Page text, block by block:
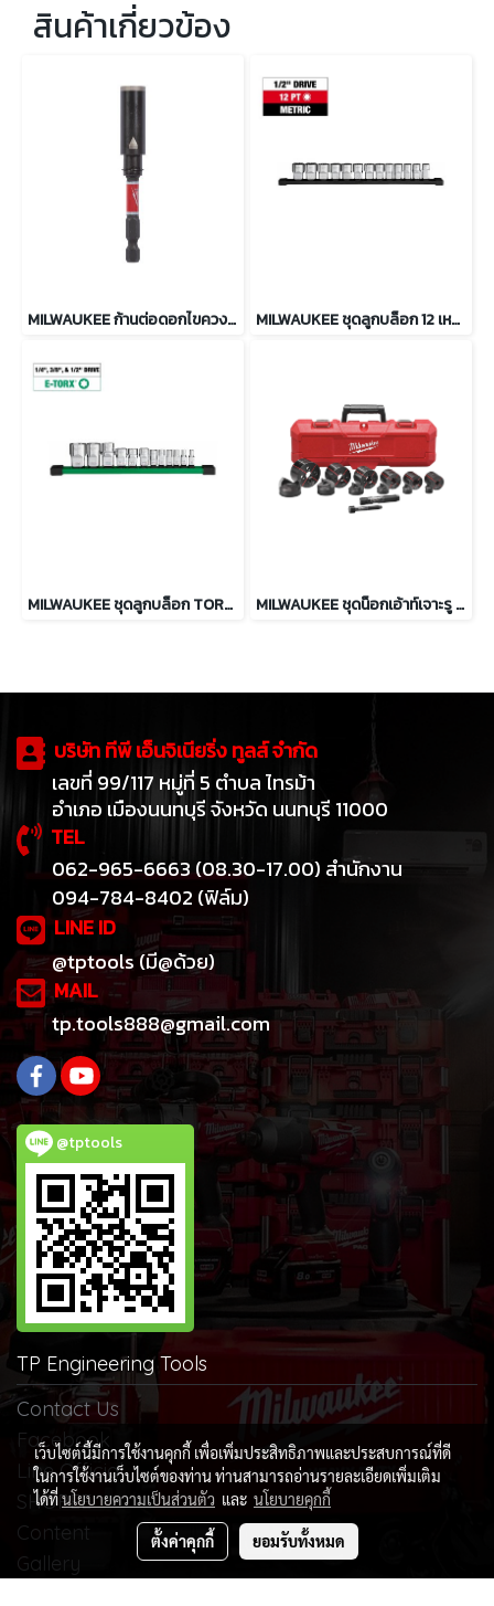
สินค้าเกี่ยวข้อง
MILWAUKEE ก้านต่อดอกไขควงแม่เหล็ก SHOCKWAVE 75 มม. รุ่น 4932500396 MILWAUKEE ชุดลูกบล็อก 12 เหลี่ยม 13 ชิ้น แกน 1/2" ระบบมิล รุ่น 48-22-9522
MILWAUKEE ชุดลูกบล็อก TORX แกน 1/4", 3/8" และ 1/2" รุ่น 48-22-9570 MILWAUKEE ชุดน็อกเอ้าท์เจาะรู 1/2 - 2 นิ้ว รุ่น 49-16-2693
บริษัท ทีพี เอ็นจิเนียริ่ง ทูลส์ จำกัด
เลขที่ 99/117 หมู่ที่ 5 ตำบล ไทรม้า
อำเภอ เมืองนนทบุรี จังหวัด นนทบุรี 11000
TEL
062-965-6663 (08.30-17.00) สำนักงาน
094-784-8402 (ฟิล์ม)
LINE ID
@tptools (มี@ด้วย)
MAIL
tp.tools888@gmail.com
@tptools
TP Engineering Tools
Contact Us
Facebook
Line Official
SHOPEE
Content
Gallery
เว็บไซต์นี้มีการใช้งานคุกกี้ เพื่อเพิ่มประสิทธิภาพและประสบการณ์ที่ดี
ในการใช้งานเว็บไซต์ของท่าน ท่านสามารถอ่านรายละเอียดเพิ่มเติม
ได้ที่นโยบายความเป็นส่วนตัว และ นโยบายคุกกี้
ตั้งค่าคุกกี้ ยอมรับทั้งหมด